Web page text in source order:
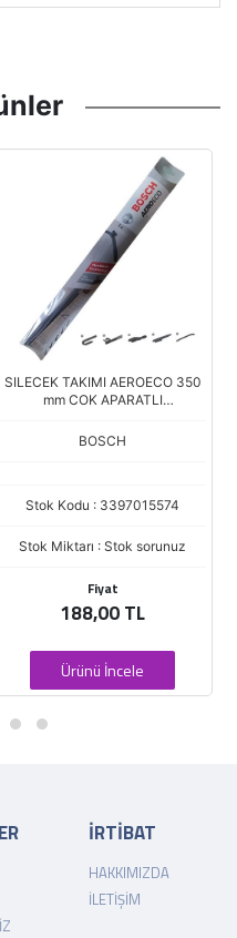
SILECEK TAKIMI AEROECO 350
mm COK APARATLI
BOSCH
Stok Kodu : 3397015574
Stok Miktarı : Stok sorunuz
Fiyat
188,00 TL
Ürünü İncele
İRTİBAT
HAKKIMIZDA
İLETIŞIM